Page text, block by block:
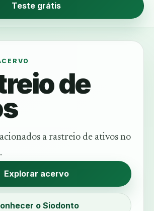
Teste grátis
de
a rastreio de ativos no
Explorar acervo
o Siodonto